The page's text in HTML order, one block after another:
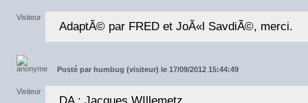
AdaptÃ© par FRED et JoÃ«l SavdiÃ©, merci.
Posté par humbug (visiteur) le 17/09/2012 15:44:49